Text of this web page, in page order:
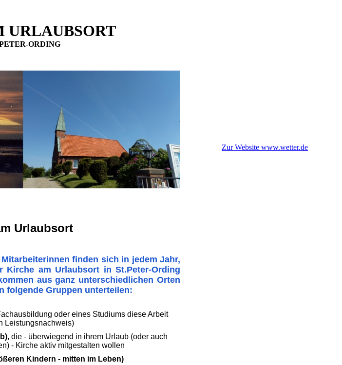
URLAUBSORT
ORDING
Urlaubsort
finden sich in jedem Jahr,
am Urlaubsort in St.Peter-Ording
aus ganz unterschiedlichen Orten
folgende Gruppen unterteilen:
oder eines Studiums diese Arbeit
Leistungsnachweis)
, die - überwiegend in ihrem Urlaub (oder auch
- Kirche aktiv mitgestalten wollen
Kindern - mitten im Leben)